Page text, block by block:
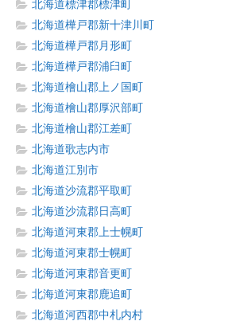
北海道標津郡標津町
北海道樺戸郡新十津川町
北海道樺戸郡月形町
北海道樺戸郡浦臼町
北海道檜山郡上ノ国町
北海道檜山郡厚沢部町
北海道檜山郡江差町
北海道歌志内市
北海道江別市
北海道沙流郡平取町
北海道沙流郡日高町
北海道河東郡上士幌町
北海道河東郡士幌町
北海道河東郡音更町
北海道河東郡鹿追町
北海道河西郡中札内村